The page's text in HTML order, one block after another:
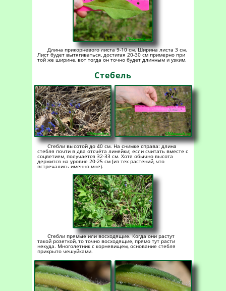
Длина прикорневого листа 9-10 см. Ширина листа 3 см.
Лист будет вытягиваться, достигая 20-30 см примерно при
той же ширине, вот тогда он точно будет длинным и узким.
Стебель
Стебли высотой до 40 см. На снимке справа: длина
стебля почти в два отсчёта линейки; если считать вместе с
соцветием, получается 32-33 см. Хотя обычно высота
держится на уровне 20-25 см (из тех растений, что
встречались именно мне).
Стебли прямые или восходящие. Когда они растут
такой розеткой, то точно восходящие, прямо тут расти
некуда. Многолетник с корневищем, основание стебля
прикрыто чешуйками.